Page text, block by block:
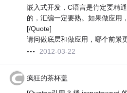
嵌入式开发，C语言是肯定要精
的，汇编一定要熟。如果做应用
[/Quote]
请问做底层和做应用，哪个前景
2012-03-22
疯狂的茶杯盖